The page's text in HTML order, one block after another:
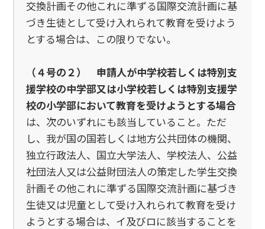
交換計画その他これに準ずる国際交流計画に基
づき生徒として受け入れられて教育を受けよう
とする場合は、この限りでない。
（４号の２）
申請人が中学校若しくは特別支
援学校の中学部又は小学校若しくは特別支援学
校の小学部において教育を受けようとする場合
は、次のいずれにも該当していること。ただ
し、我が国の国若しくは地方公共団体の機関、
独立行政法人、国立大学法人、学校法人、公益
社団法人又は公益財団法人の策定した学生交換
計画その他これに準ずる国際交流計画に基づき
生徒又は児童として受け入れられて教育を受け
ようとする場合は、イ及びロに該当することを